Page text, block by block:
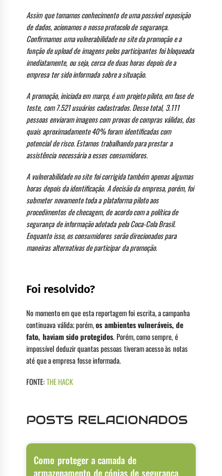
Assim que tomamos conhecimento de uma possível exposição
de dados, acionamos o nosso protocolo de segurança.
Confirmamos uma vulnerabilidade no site da promoção e a
função de upload de imagens pelos participantes foi bloqueada
imediatamente, ou seja, cerca de duas horas depois de a
empresa ter sido informada sobre a situação.
A promoção, iniciada em março, é um projeto piloto, em fase de
teste, com 7.521 usuários cadastrados. Desse total, 3.111
pessoas enviaram imagens com provas de compras válidas, das
quais aproximadamente 40% foram identificadas com
potencial de risco. Estamos trabalhando para prestar a
assistência necessária a esses consumidores.
A vulnerabilidade no site foi corrigida também apenas algumas
horas depois da identificação. A decisão da empresa, porém, foi
submeter novamente toda a plataforma piloto aos
procedimentos de checagem, de acordo com a política de
segurança de informação adotada pela Coca-Cola Brasil.
Enquanto isso, os consumidores serão direcionados para
maneiras alternativas de participar da promoção.
Foi resolvido?
No momento em que esta reportagem foi escrita, a campanha
continuava válida; porém,os ambientes vulneráveis, de
fato, haviam sido protegidos. Porém, como sempre, é
impossível deduzir quantas pessoas tiveram acesso às notas
até que a empresa fosse informada.
FONTE:THE HACK
POSTS RELACIONADOS
Como proteger a camada de
armazenamento de cópias de segurança